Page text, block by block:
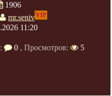
1906
mr.senivVIP
11:20
0 , Просмотров:
5